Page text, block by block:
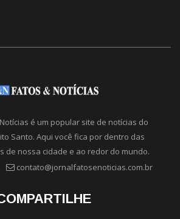
é um popular site de notícias do
Santo. Aqui você fica por dentro das
de nossa cidade e ao redor do mundo.
contato@jornalfatosenoticias.com.br